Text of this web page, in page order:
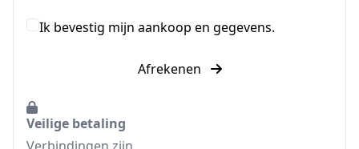
Ik bevestig mijn aankoop en gegevens.
Afrekenen
Veilige betaling